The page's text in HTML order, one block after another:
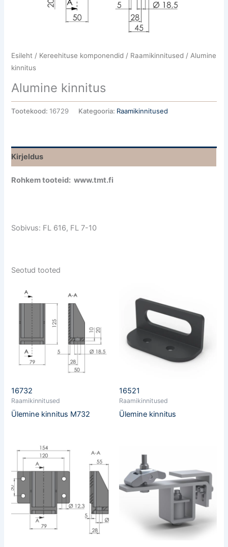
Esileht / Kereehituse komponendid / Raamikinnitused / Alumine
kinnitus
Alumine kinnitus
Tootekood:16729 Kategooria: Raamikinnitused
Kirjeldus
Rohkem tooteid: www.tmt.fi
Sobivus: FL 616, FL 7-10
Seotud tooted
16732
Raamikinnitused
Ülemine kinnitus M732
16521
Raamikinnitused
Ülemine kinnitus